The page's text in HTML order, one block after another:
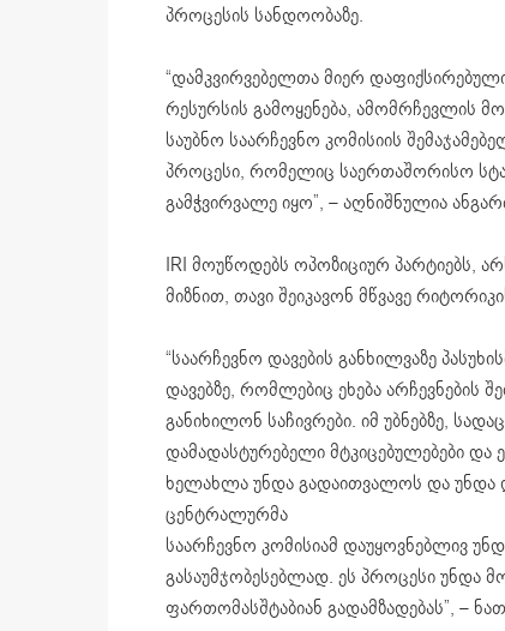
პროცესის სანდოობაზე.
“დამკვირვებელთა მიერ
რესურსის გამოყენება, ამომრჩევლის
საუბნო საარჩევნო კომისიის
პროცესი, რომელიც საერთაშორისო
გამჭვირვალე იყო”, – აღნიშნულია
IRI მოუწოდებს ოპოზიციურ პარტიებს,
მიზნით, თავი შეიკავონ მწვავე
“საარჩევნო დავების განხილვაზე
დავებზე, რომლებიც ეხება არჩევნების
განიხილონ საჩივრები. იმ უბნებზე,
დამადასტურებელი მტკიცებულებები და
ხელახლა უნდა გადაითვალოს და უნდა
ცენტრალურმა
საარჩევნო კომისიამ დაუყოვნებლივ
გასაუმჯობესებლად. ეს პროცესი უნდა
ფართომასშტაბიან გადამზადებას”, –